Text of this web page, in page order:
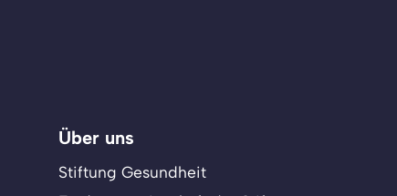
Über uns
Stiftung Gesundheit